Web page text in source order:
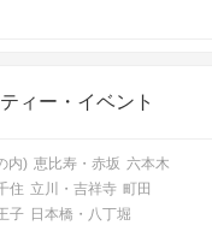
ィー・イベント
内) 恵比寿・赤坂 六本木
住 立川・吉祥寺 町田
子 日本橋・八丁堀